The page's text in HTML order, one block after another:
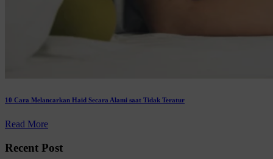
10 Cara Melancarkan Haid Secara Alami saat Tidak Teratur
Read More
Recent Post